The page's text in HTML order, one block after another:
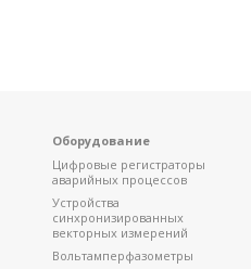
Оборудование
Цифровые регистраторы
аварийных процессов
Устройства
синхронизированных
векторных измерений
Вольтамперфазометры